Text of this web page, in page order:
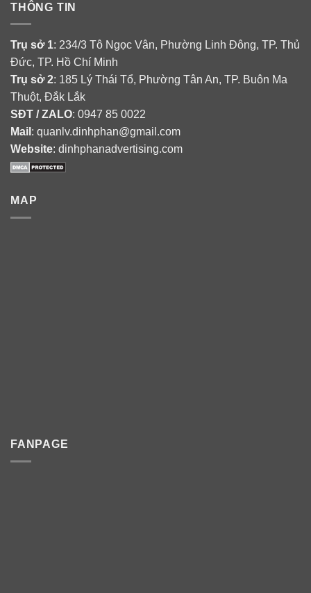
THÔNG TIN
Trụ sở 1: 234/3 Tô Ngọc Vân, Phường Linh Đông, TP. Thủ
Đức, TP. Hồ Chí Minh
Trụ sở 2: 185 Lý Thái Tổ, Phường Tân An, TP. Buôn Ma
Thuột, Đắk Lắk
SĐT / ZALO: 0947 85 0022
Mail : quanlv.dinhphan@gmail.com
Website: dinhphanadvertising.com
MAP
FANPAGE